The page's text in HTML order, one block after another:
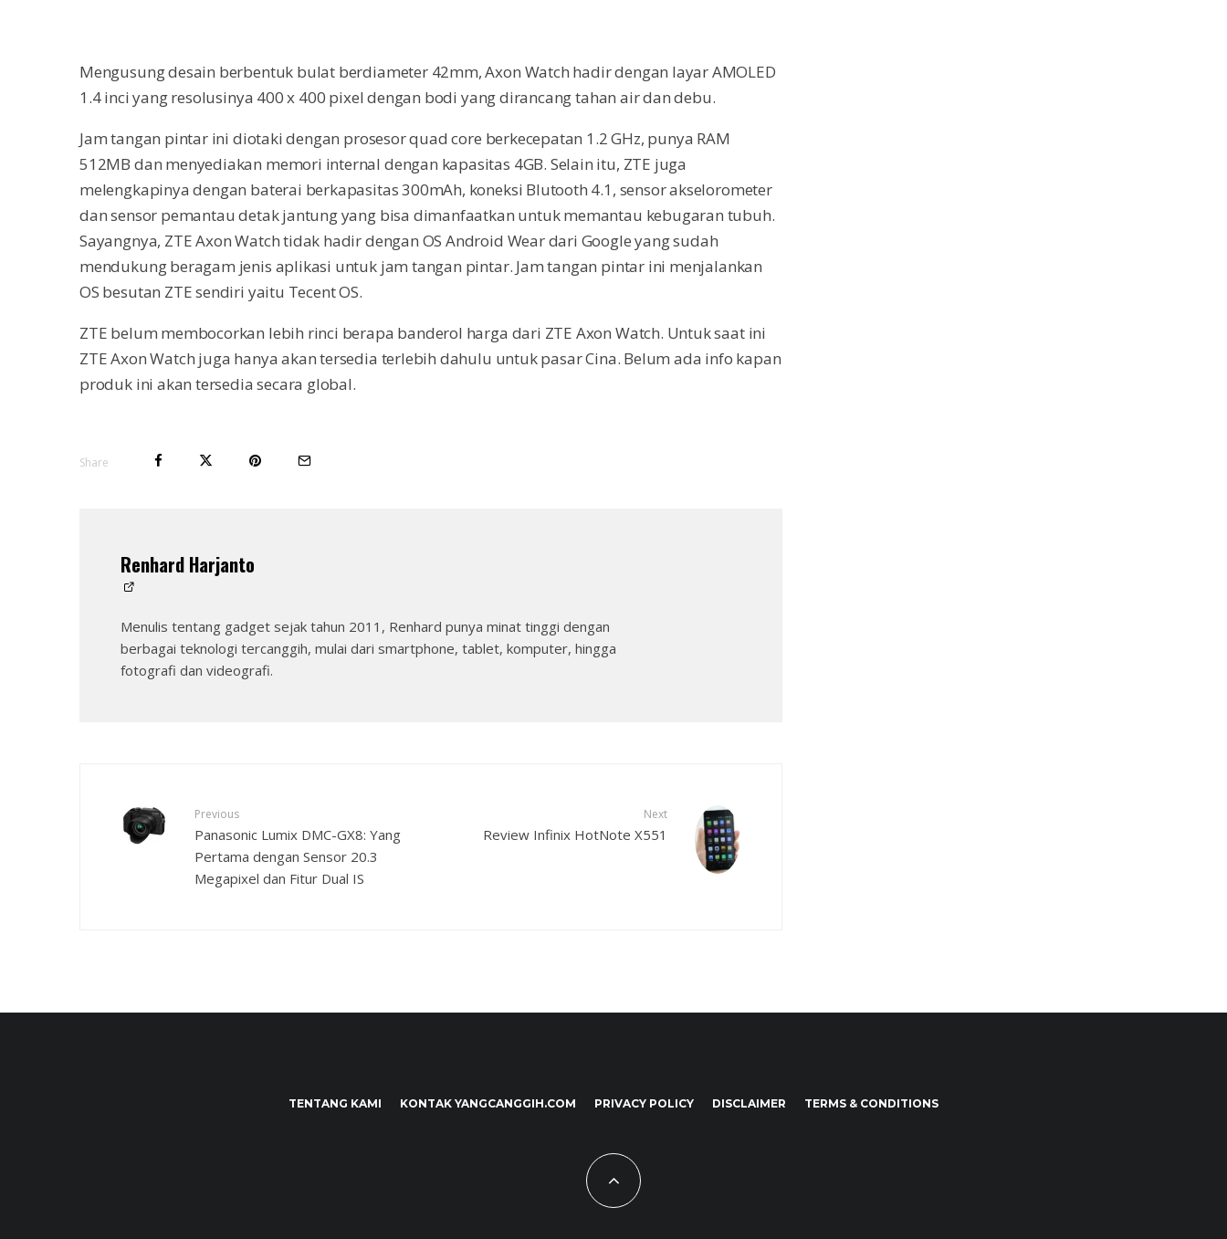
Mengusung desain berbentuk bulat berdiameter 42mm, Axon Watch hadir dengan layar AMOLED
1.4 inci yang resolusinya 400 x 400 pixel dengan bodi yang dirancang tahan air dan debu.
Jam tangan pintar ini diotaki dengan prosesor quad core berkecepatan 1.2 GHz, punya RAM
512MB dan menyediakan memori internal dengan kapasitas 4GB. Selain itu, ZTE juga
melengkapinya dengan baterai berkapasitas 300mAh, koneksi Blutooth 4.1, sensor akselorometer
dan sensor pemantau detak jantung yang bisa dimanfaatkan untuk memantau kebugaran tubuh.
Sayangnya, ZTE Axon Watch tidak hadir dengan OS Android Wear dari Google yang sudah
mendukung beragam jenis aplikasi untuk jam tangan pintar. Jam tangan pintar ini menjalankan
OS besutan ZTE sendiri yaitu Tecent OS.
ZTE belum membocorkan lebih rinci berapa banderol harga dari ZTE Axon Watch. Untuk saat ini
ZTE Axon Watch juga hanya akan tersedia terlebih dahulu untuk pasar Cina. Belum ada info kapan
produk ini akan tersedia secara global.
Share
Renhard Harjanto
Menulis tentang gadget sejak tahun 2011, Renhard punya minat tinggi dengan
berbagai teknologi tercanggih, mulai dari smartphone, tablet, komputer, hingga
fotografi dan videografi.
Previous
Panasonic Lumix DMC-GX8: Yang
Pertama dengan Sensor 20.3
Megapixel dan Fitur Dual IS
Next
Review Infinix HotNote X551
TENTANG KAMI KONTAK YANGCANGGIH.COM PRIVACY POLICY DISCLAIMER TERMS & CONDITIONS